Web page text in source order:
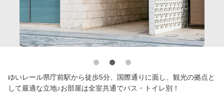
ゆいレール県庁前駅から徒歩5分、国際通りに面し、観光の拠点と
して最適な立地♪お部屋は全室共通でバス・トイレ別！